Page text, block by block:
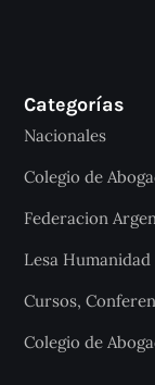
Categorías
Nacionales
Colegio de
Federacion
Lesa Humanidad
Cursos,
Colegio de